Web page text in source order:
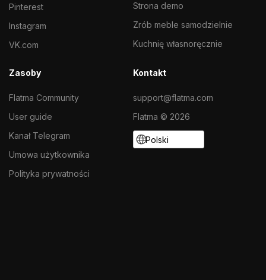
Pinterest
Instagram
VK.com
Strona demo
Zrób meble samodzielnie
Kuchnię własnoręcznie
Zasoby
Flatma Community
User guide
Kanał Telegram
Umowa użytkownika
Polityka prywatności
Kontakt
support@flatma.com
Flatma © 2026
Polski